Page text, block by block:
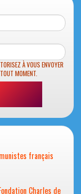
À VOUS ENVOYER
MOMENT.
français
Charles de